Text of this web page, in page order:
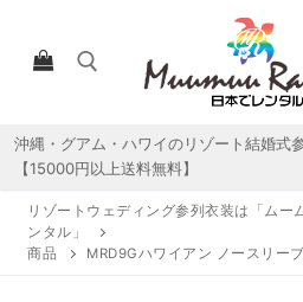
ツ
検索:
沖縄・グアム・ハワイのリゾート結婚式
【15000円以上送料無料】
リゾートウェディング参列衣装は「ムー
ンタル」
商品
MRD9Gハワイアン ノースリー